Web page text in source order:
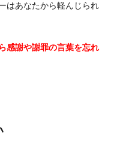
はあなたから軽んじられ
感謝や謝罪の言葉を忘れ